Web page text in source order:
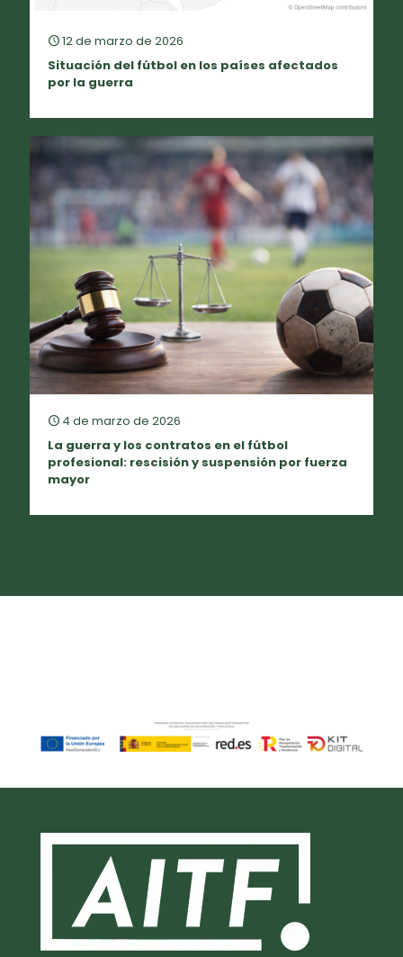
12 de marzo de 2026
Situación del fútbol en los países afectados
por la guerra
4 de marzo de 2026
La guerra y los contratos en el fútbol
profesional: rescisión y suspensión por fuerza
mayor